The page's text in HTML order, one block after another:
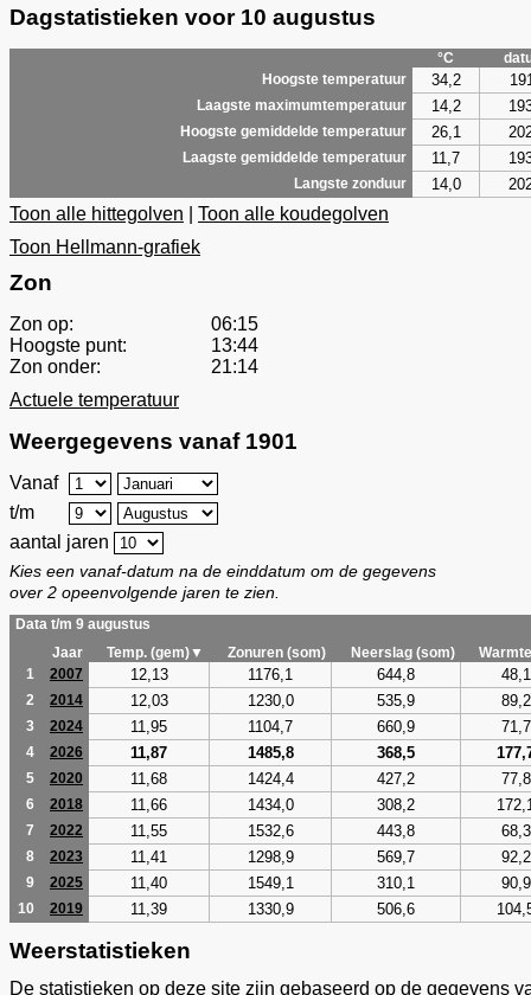
Dagstatistieken voor 10 augustus
°C
Hoogste temperatuur
34,2
Laagste maximumtemperatuur 14,2
Hoogste gemiddelde temperatuur 26,1
Laagste gemiddelde temperatuur 11,7
Langste zonduur 14,0
Toon alle hittegolven
Toon alle koudegolven
Toon Hellmann-grafiek
Zon
Zon op:
06:15
Hoogste punt:
13:44
Zon onder:
21:14
Actuele temperatuur
Weergegevens vanaf 1901
Vanaf
t/m
aantal jaren
Kies een vanaf-datum na de einddatum om de gegevens
over 2 opeenvolgende jaren te zien.
Data t/m 9 augustus
Jaar
Temp. (gem)▼ Zonuren (som) Neerslag (som)
1
2007 12,13 1176,1 644,8 48,1
2 2014 12,03 1230,0 535,9 89,2
3 2024 11,95 1104,7 660,9 71,7
4 2026 11,87 1485,8 368,5
5 2020 11,68 1424,4 427,2 77,8
6 2018 11,66 1434,0 308,2
7 2022 11,55 1532,6 443,8 68,3
8 2023 11,41 1298,9 569,7 92,2
9 2025 11,40 1549,1 310,1 90,9
10 2019 11,39 1330,9 506,6
Weerstatistieken
De statistieken op deze site zijn gebaseerd op de gegevens